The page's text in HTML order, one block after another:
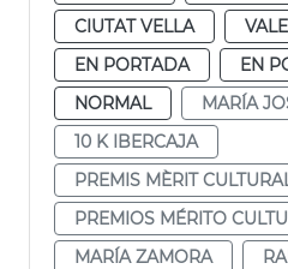
CIUTAT VELLA
EN PORTADA
EN
NORMAL
MARÍA
10 K IBERCAJA
PREMIS MÈRIT
PREMIOS MÉRITO
MARÍA ZAMORA